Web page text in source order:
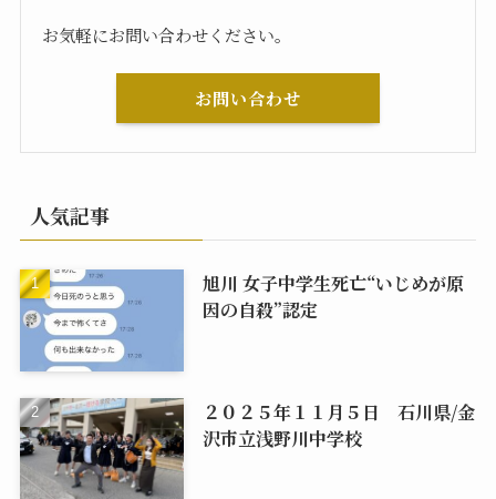
お気軽にお問い合わせください。
お問い合わせ
人気記事
旭川 女子中学生死亡“いじめが原
因の自殺”認定
２０２５年１１月５日 石川県/金
沢市立浅野川中学校